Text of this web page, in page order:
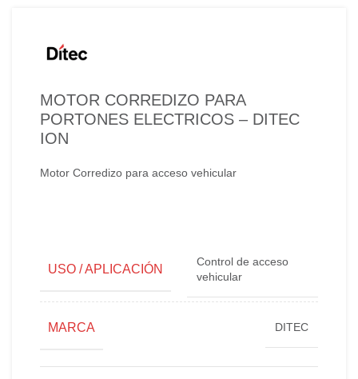
MOTOR CORREDIZO PARA
PORTONES ELECTRICOS – DITEC
ION
Motor Corredizo para acceso vehicular
USO / APLICACIÓN
Control de acceso
vehicular
MARCA DITEC